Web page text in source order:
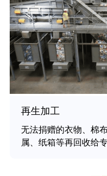
再生加工
无法捐赠的衣物、棉
属、纸箱等再回收给